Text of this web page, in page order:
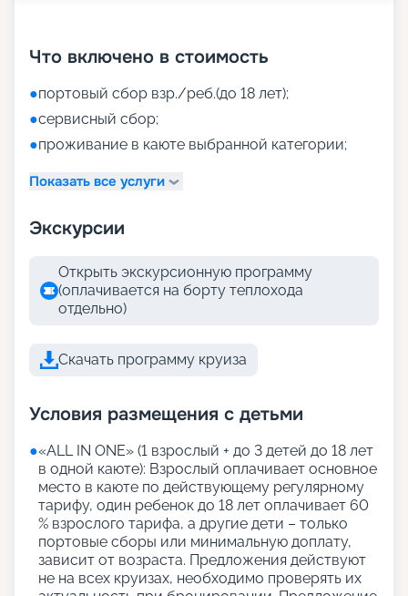
Что включено в стоимость
●портовый сбор взр./реб.(до 18 лет);
●сервисный сбор;
●проживание в каюте выбранной категории;
Показать все услуги
Экскурсии
Открыть экскурсионную программу
(оплачивается на борту теплохода
отдельно)
Скачать программу круиза
Условия размещения с детьми
●«АLL IN ONE» (1 взрослый + до 3 детей до 18 лет
в одной каюте): Взрослый оплачивает основное
место в каюте по действующему регулярному
тарифу, один ребенок до 18 лет оплачивает 60
% взрослого тарифа, а другие дети – только
портовые сборы или минимальную доплату,
зависит от возраста. Предложения действуют
не на всех круизах, необходимо проверять их